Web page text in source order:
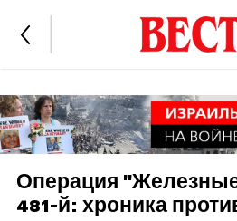
Операция
481-й: хроника